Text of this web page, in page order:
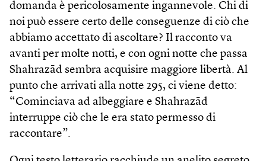
domanda è pericolosamente ingannevole. Chi di
noi può essere certo delle conseguenze di ciò che
abbiamo accettato di ascoltare? Il racconto va
avanti per molte notti, e con ogni notte che passa
Shahrazād sembra acquisire maggiore libertà. Al
punto che arrivati alla notte 295, ci viene detto:
“Cominciava ad albeggiare e Shahrazād
interruppe ciò che le era stato permesso di
raccontare”.